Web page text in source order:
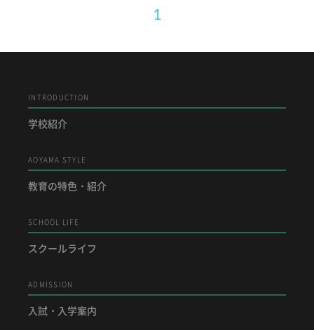
1
INTRODUCTION
学校紹介
AOYAMA STYLE
教育の特色・紹介
SCHOOL LIFE
スクールライフ
ADMISSION
入試・入学案内